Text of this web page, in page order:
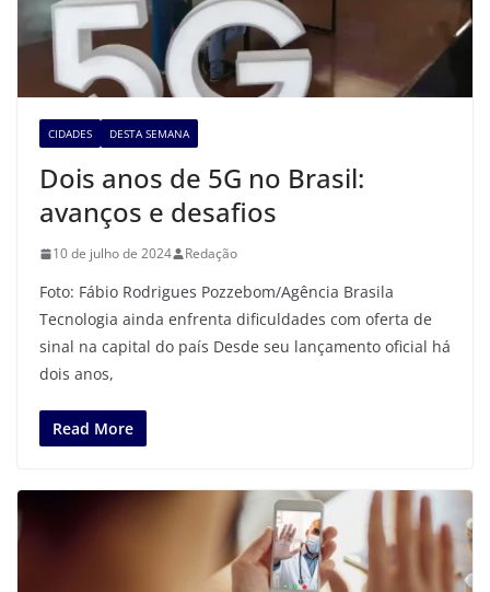
CIDADES DESTA SEMANA
Dois anos de 5G no Brasil:
avanços e desafios
10 de julho de 2024 Redação
Foto: Fábio Rodrigues Pozzebom/Agência Brasila
Tecnologia ainda enfrenta dificuldades com oferta de
sinal na capital do país Desde seu lançamento oficial há
dois anos,
Read More